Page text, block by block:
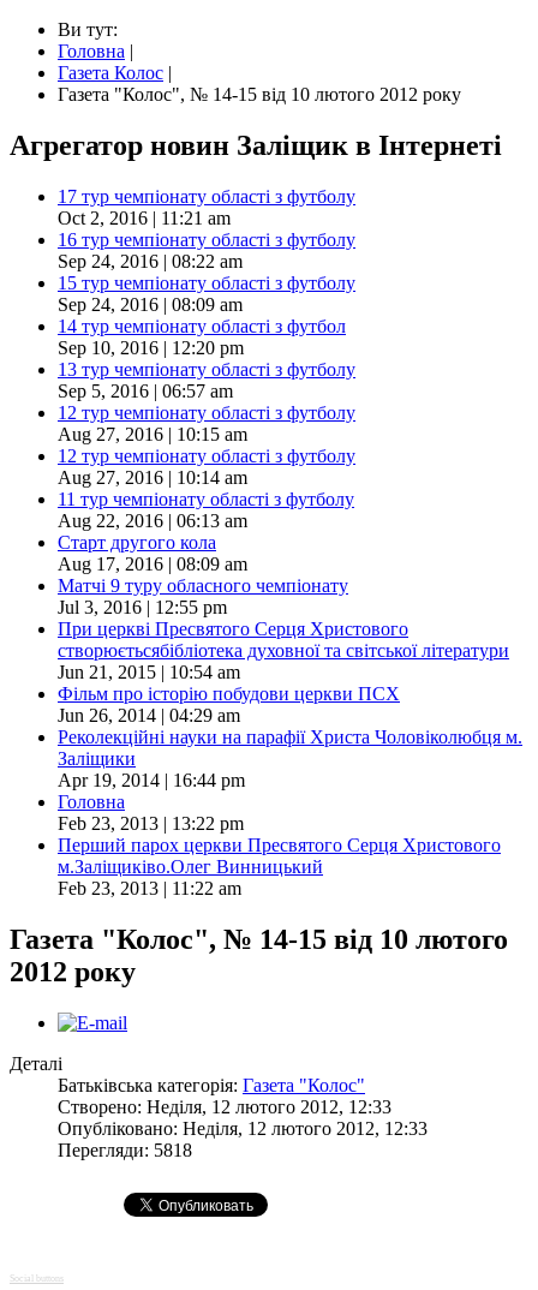
Ви тут:
Головна |
Газета Колос |
Газета "Колос", № 14-15 від 10 лютого 2012 року
Агрегатор новин Заліщик в Інтернеті
17 тур чемпіонату області з футболу
Oct 2, 2016 | 11:21 am
16 тур чемпіонату області з футболу
Sep 24, 2016 | 08:22 am
15 тур чемпіонату області з футболу
Sep 24, 2016 | 08:09 am
14 тур чемпіонату області з футбол
Sep 10, 2016 | 12:20 pm
13 тур чемпіонату області з футболу
Sep 5, 2016 | 06:57 am
12 тур чемпіонату області з футболу
Aug 27, 2016 | 10:15 am
12 тур чемпіонату області з футболу
Aug 27, 2016 | 10:14 am
11 тур чемпіонату області з футболу
Aug 22, 2016 | 06:13 am
Старт другого кола
Aug 17, 2016 | 08:09 am
Матчі 9 туру обласного чемпіонату
Jul 3, 2016 | 12:55 pm
При церкві Пресвятого Серця Христового
створюєтьсябібліотека духовної та світської літератури
Jun 21, 2015 | 10:54 am
Фільм про історію побудови церкви ПСХ
Jun 26, 2014 | 04:29 am
Реколекційні науки на парафії Христа Чоловіколюбця м.
Заліщики
Apr 19, 2014 | 16:44 pm
Головна
Feb 23, 2013 | 13:22 pm
Перший парох церкви Пресвятого Серця Христового
м.Заліщиківо.Олег Винницький
Feb 23, 2013 | 11:22 am
Газета "Колос", № 14-15 від 10 лютого
2012 року
Деталі
Батьківська категорія: Газета "Колос"
Створено: Неділя, 12 лютого 2012, 12:33
Опубліковано: Неділя, 12 лютого 2012, 12:33
Перегляди: 5818
Social buttons